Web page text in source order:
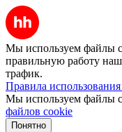
Мы используем файлы
правильную работу
трафик.
Правила
Мы используем файлы
файлов cookie
Понятно